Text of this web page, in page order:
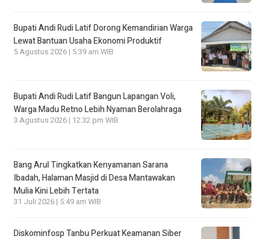
Bupati Andi Rudi Latif Dorong Kemandirian Warga
Lewat Bantuan Usaha Ekonomi Produktif
5 Agustus 2026 | 5:39 am WIB
Bupati Andi Rudi Latif Bangun Lapangan Voli,
Warga Madu Retno Lebih Nyaman Berolahraga
3 Agustus 2026 | 12:32 pm WIB
Bang Arul Tingkatkan Kenyamanan Sarana
Ibadah, Halaman Masjid di Desa Mantawakan
Mulia Kini Lebih Tertata
31 Juli 2026 | 5:49 am WIB
Diskominfosp Tanbu Perkuat Keamanan Siber